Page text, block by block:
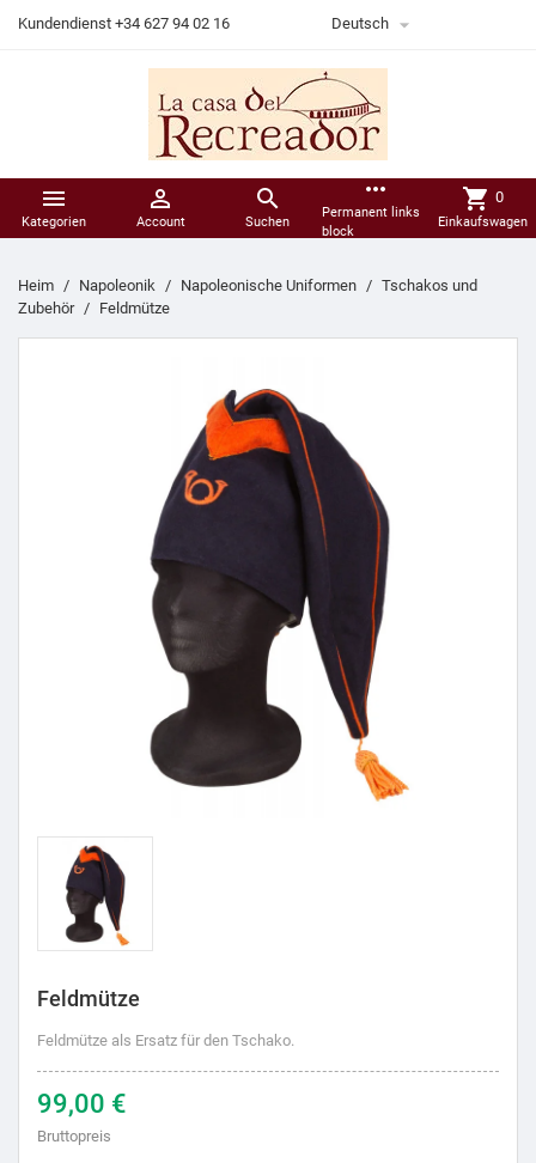
Kundendienst +34 627 94 02 16 Deutsch 

Kategorien

Account

Suchen
more_horiz
Permanent links
block
shopping_cart 0
Einkaufswagen
Heim Napoleonik Napoleonische Uniformen
Tschakos und
Zubehör
Feldmütze
Feldmütze
Feldmütze als Ersatz für den Tschako.
99,00 €
Bruttopreis